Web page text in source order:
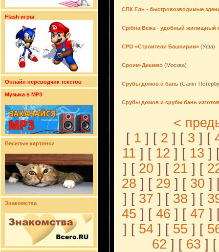
Flash игры
Онлайн переводчик текстов
Музыка в MP3
Веселые картинки
Знакомства
СПК Ель - быстровозводимые
Срібна Вежа - удобный жилищный
СРО «Строители Башкирии» (Уфа)
Сроим-Дешево (Москва)
Срубы домов и бань (Санкт-
Срубы домов и срубы бань
<
[1 ] [2 ] [3 ] [
11 ] [ 12 ] [ 13 ]
] [ 20 ] [ 21 ] [
28 ] [ 29 ] [ 30 ]
] [ 37 ] [ 38 ] [
45 ] [ 46 ] [ 47 ]
] [ 54 ] [ 55 ] [
62 ] [ 63 ] [